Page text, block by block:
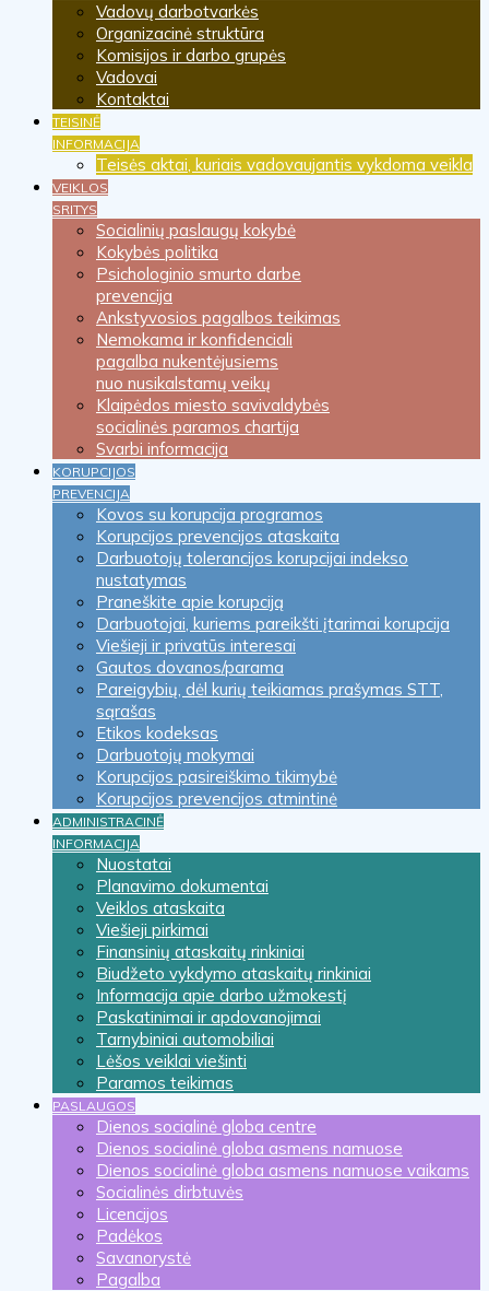
Vadovų darbotvarkės
Organizacinė struktūra
Komisijos ir darbo grupės
Vadovai
Kontaktai
TEISINĖ
INFORMACIJA
Teisės aktai, kuriais vadovaujantis vykdoma veikla
VEIKLOS
SRITYS
Socialinių paslaugų kokybė
Kokybės politika
Psichologinio smurto darbe
prevencija
Ankstyvosios pagalbos teikimas
Nemokama ir konfidenciali
pagalba nukentėjusiems
nuo nusikalstamų veikų
Klaipėdos miesto savivaldybės
socialinės paramos chartija
Svarbi informacija
KORUPCIJOS
PREVENCIJA
Kovos su korupcija programos
Korupcijos prevencijos ataskaita
Darbuotojų tolerancijos korupcijai indekso
nustatymas
Praneškite apie korupciją
Darbuotojai, kuriems pareikšti įtarimai korupcija
Viešieji ir privatūs interesai
Gautos dovanos/parama
Pareigybių, dėl kurių teikiamas prašymas STT,
sąrašas
Etikos kodeksas
Darbuotojų mokymai
Korupcijos pasireiškimo tikimybė
Korupcijos prevencijos atmintinė
ADMINISTRACINĖ
INFORMACIJA
Nuostatai
Planavimo dokumentai
Veiklos ataskaita
Viešieji pirkimai
Finansinių ataskaitų rinkiniai
Biudžeto vykdymo ataskaitų rinkiniai
Informacija apie darbo užmokestį
Paskatinimai ir apdovanojimai
Tarnybiniai automobiliai
Lėšos veiklai viešinti
Paramos teikimas
PASLAUGOS
Dienos socialinė globa centre
Dienos socialinė globa asmens namuose
Dienos socialinė globa asmens namuose vaikams
Socialinės dirbtuvės
Licencijos
Padėkos
Savanorystė
Pagalba